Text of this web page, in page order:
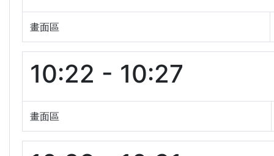
畫面區
10:22 - 10:27
畫面區